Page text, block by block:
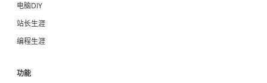
电脑DIY
站长生涯
编程生涯
功能